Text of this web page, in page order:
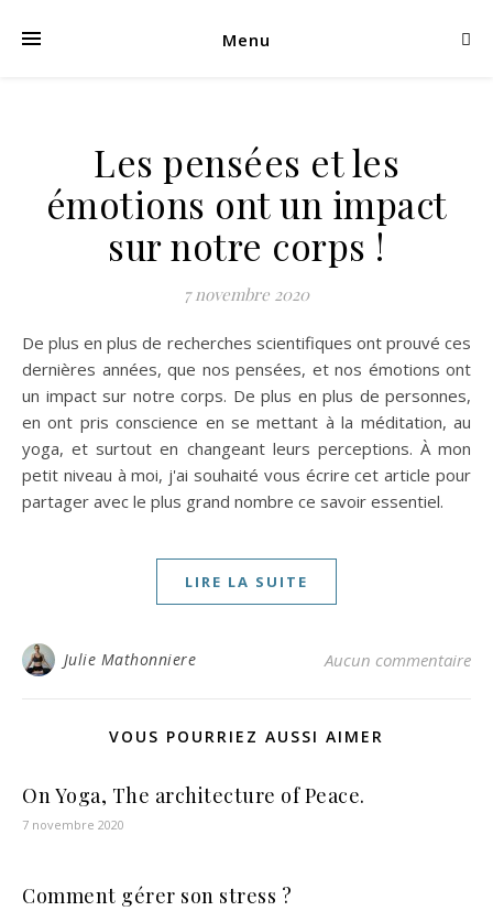
Menu
Les pensées et les
émotions ont un impact
sur notre corps !
7 novembre 2020
De plus en plus de recherches scientifiques ont prouvé ces
dernières années, que nos pensées, et nos émotions ont
un impact sur notre corps. De plus en plus de personnes,
en ont pris conscience en se mettant à la méditation, au
yoga, et surtout en changeant leurs perceptions. À mon
petit niveau à moi, j'ai souhaité vous écrire cet article pour
partager avec le plus grand nombre ce savoir essentiel.
LIRE LA SUITE
Julie Mathonniere Aucun commentaire
VOUS POURRIEZ AUSSI AIMER
On Yoga, The architecture of Peace.
7 novembre 2020
Comment gérer son stress ?